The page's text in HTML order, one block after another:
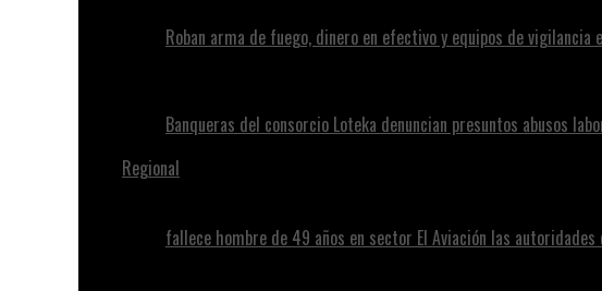
Roban arma de fuego, dinero en efectivo y equipos de vigilancia
Banqueras del consorcio Loteka denuncian presuntos abusos
Regional
fallece hombre de 49 años en sector El Aviación las